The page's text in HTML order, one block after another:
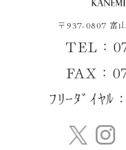
〒937-0807 富
TEL：
FAX：
ﾌﾘｰﾀﾞｲﾔﾙ